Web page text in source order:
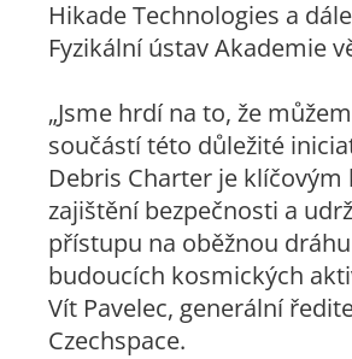
Hikade Technologies a
Fyzikální ústav Akademie
„Jsme hrdí na to, že
součástí této důležité
Debris Charter je
zajištění bezpečnosti a
přístupu na oběžnou
budoucích kosmických
Vít Pavelec, generální
Czechspace.